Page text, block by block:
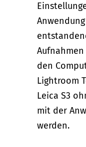
den
Lightroom
Leica S3
mit der
werden.